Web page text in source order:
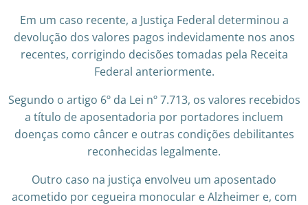
Em um caso recente, a Justiça Federal determinou a
devolução dos valores pagos indevidamente nos anos
recentes, corrigindo decisões tomadas pela Receita
Federal anteriormente.
Segundo o artigo 6º da Lei nº 7.713, os valores recebidos
a título de aposentadoria por portadores incluem
doenças como câncer e outras condições debilitantes
reconhecidas legalmente.
Outro caso na justiça envolveu um aposentado
acometido por cegueira monocular e Alzheimer e, com